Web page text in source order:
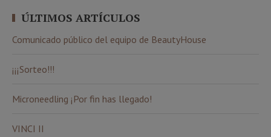
ÚLTIMOS ARTÍCULOS
Comunicado público del equipo de BeautyHouse
¡¡¡Sorteo!!!
Microneedling ¡Por fin has llegado!
VINCI II